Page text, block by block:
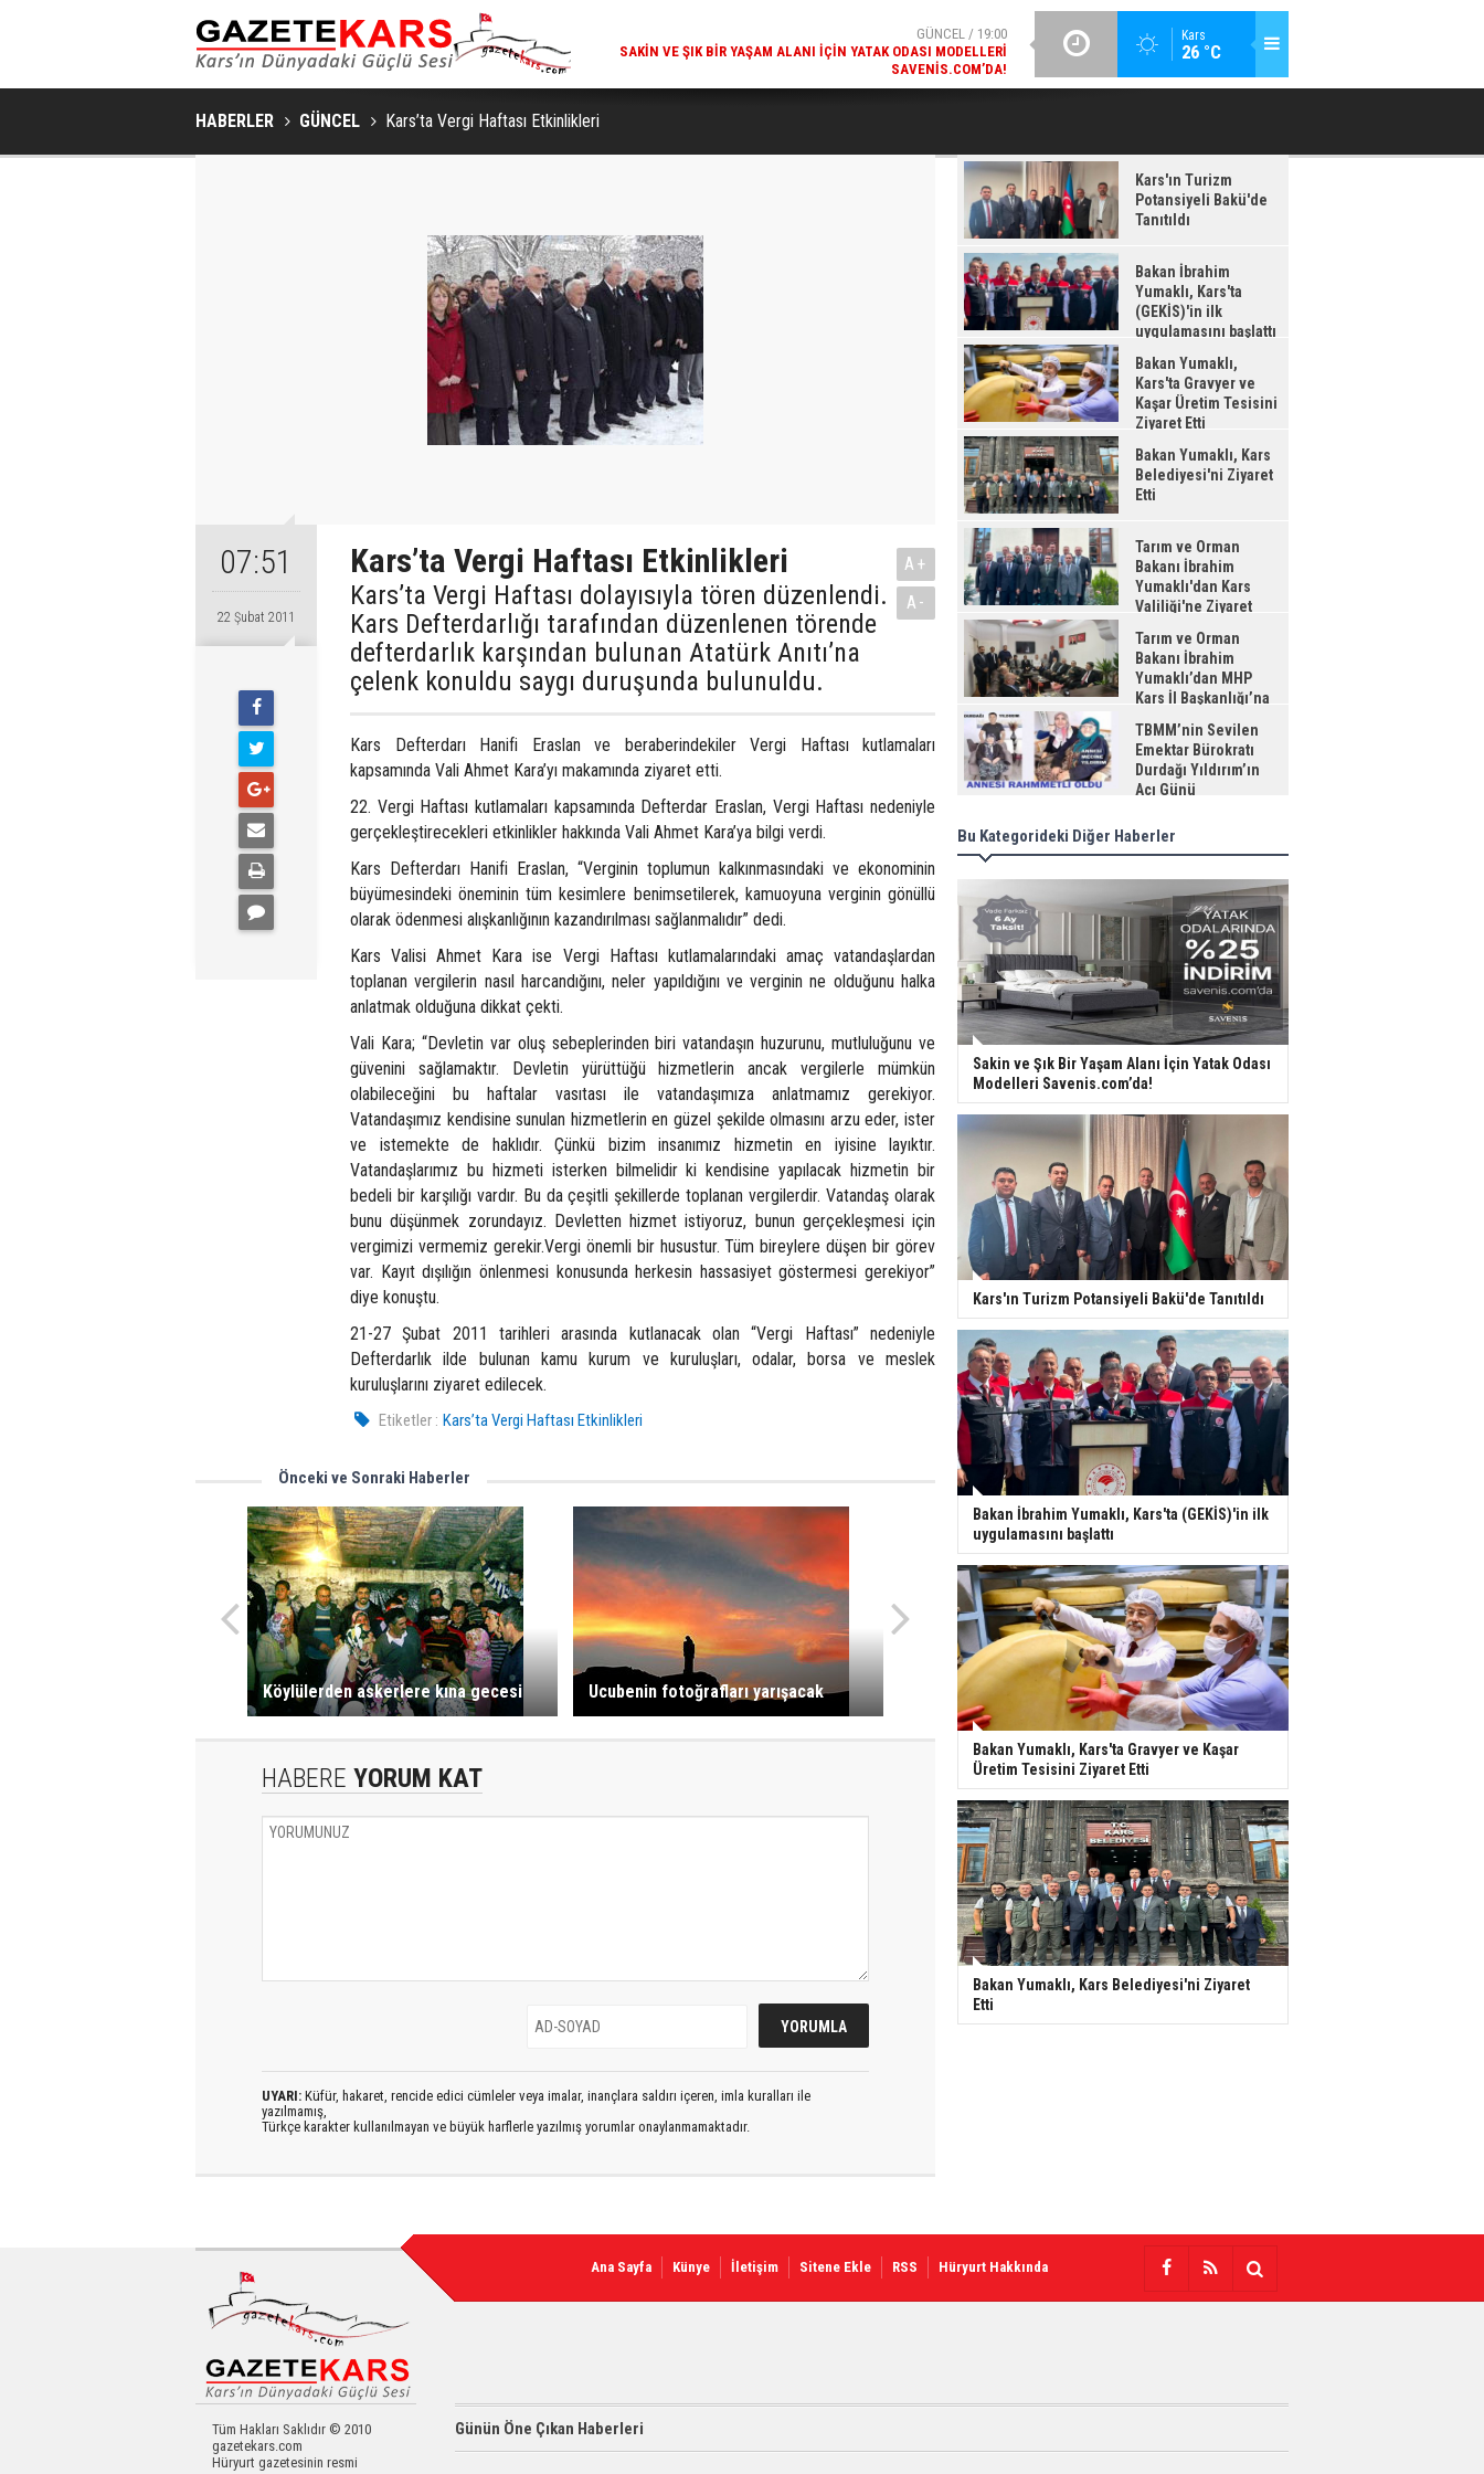
Kars
26 °C
GÜNCEL / 18:38
KARS'IN TURIZM POTANSIYELI BAKÜ'DE TANITILDI
BAKAN İBRAHIM YUMAKLI, KARS'TA (GEKİS)'IN ILK
HABERLER GÜNCEL Kars’ta Vergi Haftası Etkinlikleri
07:51
22 Şubat 2011
Kars’ta Vergi Haftası Etkinlikleri
Kars’ta Vergi Haftası dolayısıyla tören düzenlendi.
Kars Defterdarlığı tarafından düzenlenen törende
defterdarlık karşından bulunan Atatürk Anıtı’na
çelenk konuldu saygı duruşunda bulunuldu.
A+
A-
Kars Defterdarı Hanifi Eraslan ve beraberindekiler Vergi Haftası kutlamaları
kapsamında Vali Ahmet Kara’yı makamında ziyaret etti.
22. Vergi Haftası kutlamaları kapsamında Defterdar Eraslan, Vergi Haftası nedeniyle
gerçekleştirecekleri etkinlikler hakkında Vali Ahmet Kara’ya bilgi verdi.
Kars Defterdarı Hanifi Eraslan, “Verginin toplumun kalkınmasındaki ve ekonominin
büyümesindeki öneminin tüm kesimlere benimsetilerek, kamuoyuna verginin gönüllü
olarak ödenmesi alışkanlığının kazandırılması sağlanmalıdır” dedi.
Kars Valisi Ahmet Kara ise Vergi Haftası kutlamalarındaki amaç vatandaşlardan
toplanan vergilerin nasıl harcandığını, neler yapıldığını ve verginin ne olduğunu halka
anlatmak olduğuna dikkat çekti.
Vali Kara; “Devletin var oluş sebeplerinden biri vatandaşın huzurunu, mutluluğunu ve
güvenini sağlamaktır. Devletin yürüttüğü hizmetlerin ancak vergilerle mümkün
olabileceğini bu haftalar vasıtası ile vatandaşımıza anlatmamız gerekiyor.
Vatandaşımız kendisine sunulan hizmetlerin en güzel şekilde olmasını arzu eder, ister
ve istemekte de haklıdır. Çünkü bizim insanımız hizmetin en iyisine layıktır.
Vatandaşlarımız bu hizmeti isterken bilmelidir ki kendisine yapılacak hizmetin bir
bedeli bir karşılığı vardır. Bu da çeşitli şekillerde toplanan vergilerdir. Vatandaş olarak
bunu düşünmek zorundayız. Devletten hizmet istiyoruz, bunun gerçekleşmesi için
vergimizi vermemiz gerekir.Vergi önemli bir husustur. Tüm bireylere düşen bir görev
var. Kayıt dışılığın önlenmesi konusunda herkesin hassasiyet göstermesi gerekiyor”
diye konuştu.
21-27 Şubat 2011 tarihleri arasında kutlanacak olan “Vergi Haftası” nedeniyle
Defterdarlık ilde bulunan kamu kurum ve kuruluşları, odalar, borsa ve meslek
kuruluşlarını ziyaret edilecek.
Etiketler : Kars’ta Vergi Haftası Etkinlikleri
Önceki ve Sonraki Haberler
Köylülerden askerlere kına gecesi Ucubenin fotoğrafları yarışacak
HABERE YORUM KAT
UYARI: Küfür, hakaret, rencide edici cümleler veya imalar, inançlara saldırı içeren, imla kuralları ile
yazılmamış,
Türkçe karakter kullanılmayan ve büyük harflerle yazılmış yorumlar onaylanmamaktadır.
Kars'ın Turizm
Potansiyeli Bakü'de
Tanıtıldı
Bakan İbrahim
Yumaklı, Kars'ta
(GEKİS)'in ilk
uygulamasını başlattı
Bakan Yumaklı,
Kars'ta Gravyer ve
Kaşar Üretim Tesisini
Ziyaret Etti
Bakan Yumaklı, Kars
Belediyesi'ni Ziyaret
Etti
Tarım ve Orman
Bakanı İbrahim
Yumaklı'dan Kars
Valiliği'ne Ziyaret
Tarım ve Orman
Bakanı İbrahim
Yumaklı’dan MHP
Kars İl Başkanlığı’na
Ziyaret
TBMM’nin Sevilen
Emektar Bürokratı
Durdağı Yıldırım’ın
Acı Günü
Bu Kategorideki Diğer Haberler
Sakin ve Şık Bir Yaşam Alanı İçin Yatak Odası
Modelleri Savenis.com’da!
Kars'ın Turizm Potansiyeli Bakü'de Tanıtıldı
Bakan İbrahim Yumaklı, Kars'ta (GEKİS)'in ilk
uygulamasını başlattı
Bakan Yumaklı, Kars'ta Gravyer ve Kaşar
Üretim Tesisini Ziyaret Etti
Bakan Yumaklı, Kars Belediyesi'ni Ziyaret
Etti
Ana Sayfa Künye İletişim Sitene Ekle RSS Hüryurt Hakkında
Tüm Hakları Saklıdır © 2010
gazetekars.com
Hüryurt gazetesinin resmi
Günün Öne Çıkan Haberleri